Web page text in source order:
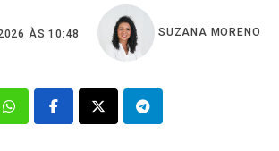
ÀS 10:48 SUZANA MORENO